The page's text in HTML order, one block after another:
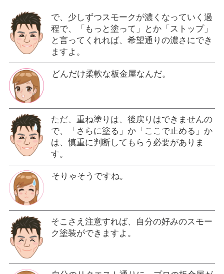
で、少しずつスモークが濃くなっていく過
程で、「もっと塗って」とか「ストップ」
と言ってくれれば、希望通りの濃さにでき
ますよ。
どんだけ柔軟な板金屋なんだ。
ただ、重ね塗りは、後戻りはできませんの
で、「さらに塗る」か「ここで止める」か
は、慎重に判断してもらう必要がありま
す。
そりゃそうですね。
そこさえ注意すれば、自分の好みのスモー
ク塗装ができますよ。